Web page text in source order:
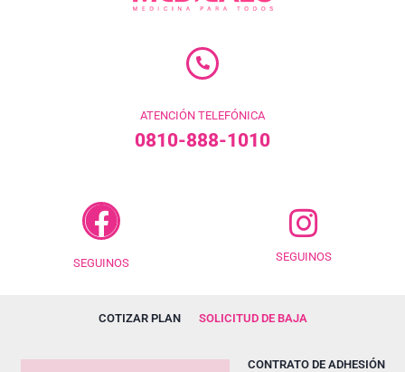
ATENCIÓN TELEFÓNICA
0810-888-1010
SEGUINOS SEGUINOS
COTIZAR PLAN SOLICITUD DE BAJA
CONTRATO DE ADHESIÓN